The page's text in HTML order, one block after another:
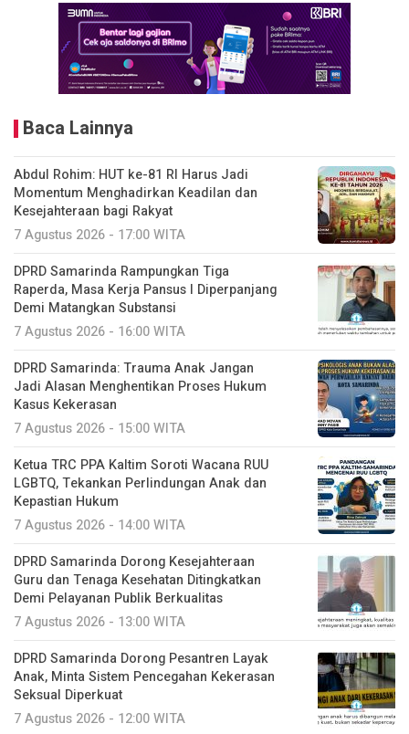
Baca Lainnya
Abdul Rohim: HUT ke-81 RI Harus Jadi
Momentum Menghadirkan Keadilan dan
Kesejahteraan bagi Rakyat
7 Agustus 2026 - 17:00 WITA
DPRD Samarinda Rampungkan Tiga
Raperda, Masa Kerja Pansus I Diperpanjang
Demi Matangkan Substansi
7 Agustus 2026 - 16:00 WITA
DPRD Samarinda: Trauma Anak Jangan
Jadi Alasan Menghentikan Proses Hukum
Kasus Kekerasan
7 Agustus 2026 - 15:00 WITA
Ketua TRC PPA Kaltim Soroti Wacana RUU
LGBTQ, Tekankan Perlindungan Anak dan
Kepastian Hukum
7 Agustus 2026 - 14:00 WITA
DPRD Samarinda Dorong Kesejahteraan
Guru dan Tenaga Kesehatan Ditingkatkan
Demi Pelayanan Publik Berkualitas
7 Agustus 2026 - 13:00 WITA
DPRD Samarinda Dorong Pesantren Layak
Anak, Minta Sistem Pencegahan Kekerasan
Seksual Diperkuat
7 Agustus 2026 - 12:00 WITA